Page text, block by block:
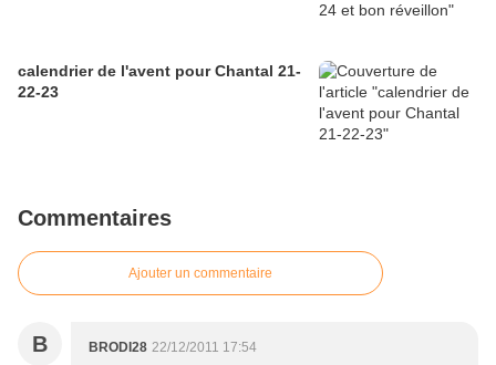
calendrier de l'avent pour Chantal 21-
22-23
Commentaires
Ajouter un commentaire
B BRODI28 22/12/2011 17:54